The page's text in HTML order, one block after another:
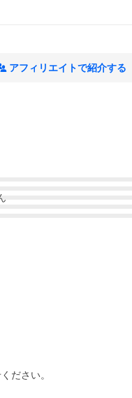
アフィリエイトで紹介する
ださい。